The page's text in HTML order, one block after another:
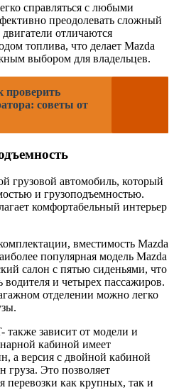
справляться с любыми
преодолевать сложный
отличаются
топлива, что делает Mazda
выбором для владельцев.
проверить
советы от
грузовой автомобиль, который
и грузоподъемностью.
комфортабельный интерьер
вместимость Mazda
популярная модель Mazda
салон с пятью сиденьями, что
водителя и четырех пассажиров.
отделении можно легко
также зависит от модели и
кабиной имеет
а версия с двойной кабиной
груза. Это позволяет
перевозки как крупных, так и